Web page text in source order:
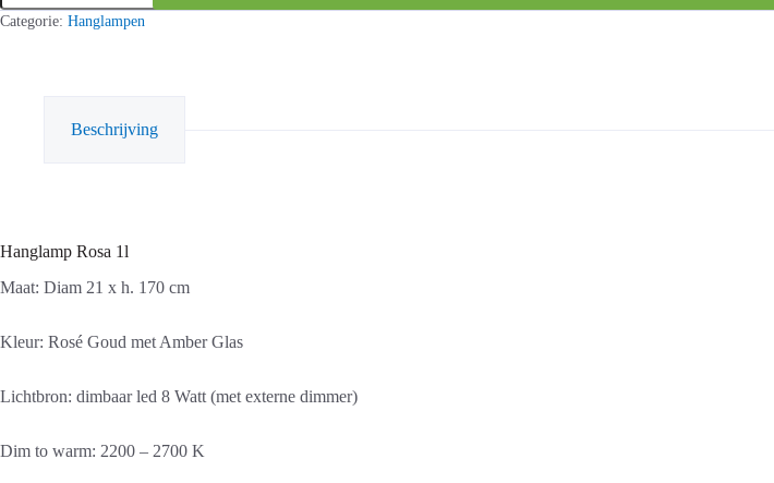
aantal
Categorie: Hanglampen
Beschrijving
Hanglamp Rosa 1l
Maat: Diam 21 x h. 170 cm
Kleur: Rosé Goud met Amber Glas
Lichtbron: dimbaar led 8 Watt (met externe dimmer)
Dim to warm: 2200 – 2700 K